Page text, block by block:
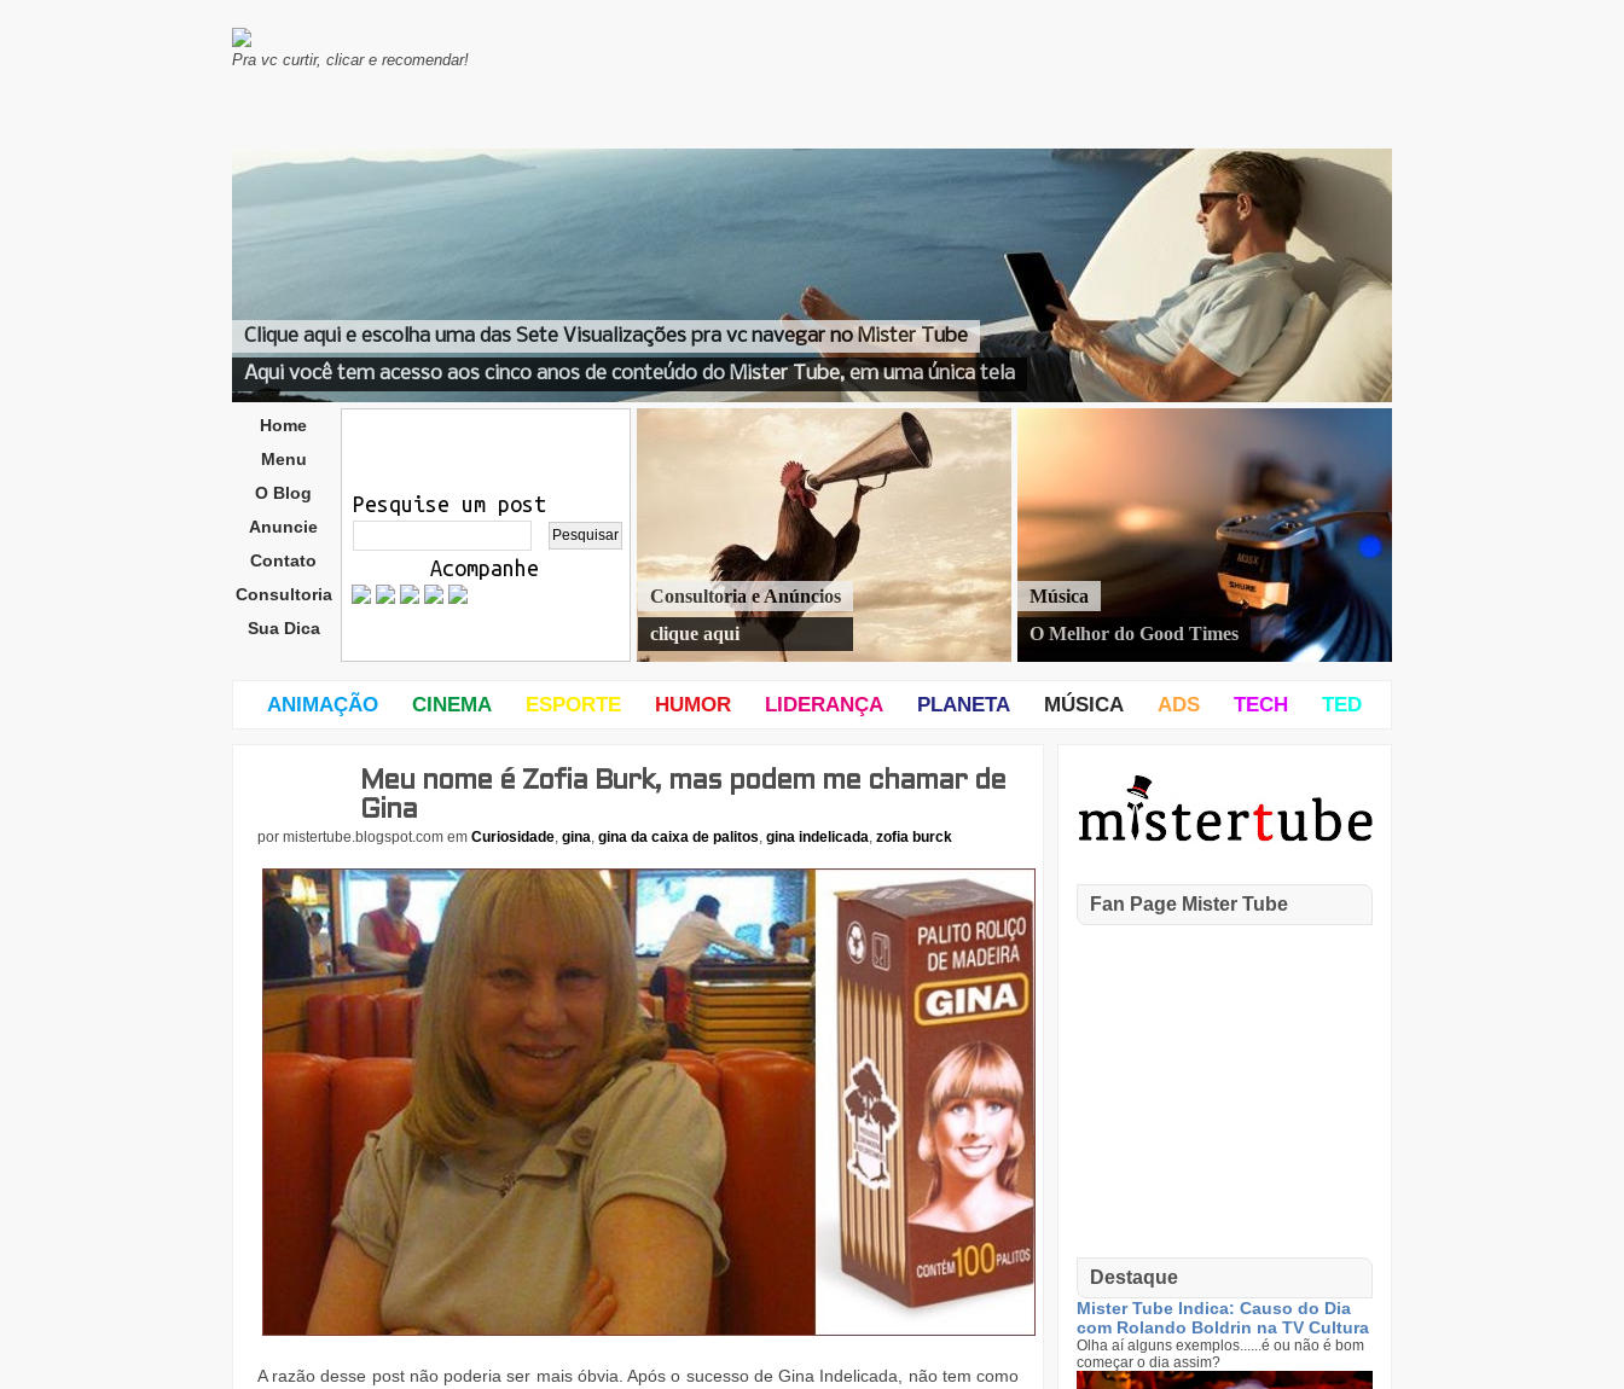
Pra vc curtir, clicar e recomendar!
Clique aqui e escolha uma das Sete Visualizações pra vc navegar no Mister Tube
Aqui você tem acesso aos cinco anos de conteúdo do Mister Tube, em uma única tela
Home
Menu
O Blog
Anuncie
Contato
Consultoria
Sua Dica
Pesquise um post
Acompanhe
Música
O Melhor do Good Times
Consultoria e Anúncios
clique aqui
ANIMAÇÃO CINEMA ESPORTE HUMOR LIDERANÇA PLANETA MÚSICA ADS TECH TED
feira
,
29
de
Meu nome é Zofia Burk, mas podem me chamar de
Gina
por mistertube.blogspot.com em Curiosidade, gina, gina da caixa de palitos, gina indelicada, zofia burck
A razão desse post não poderia ser mais óbvia. Após o sucesso de Gina Indelicada, não tem como
Fan Page Mister Tube
Destaque
Mister Tube Indica: Causo do Dia
com Rolando Boldrin na TV Cultura
Olha aí alguns exemplos......é ou não é bom
começar o dia assim?